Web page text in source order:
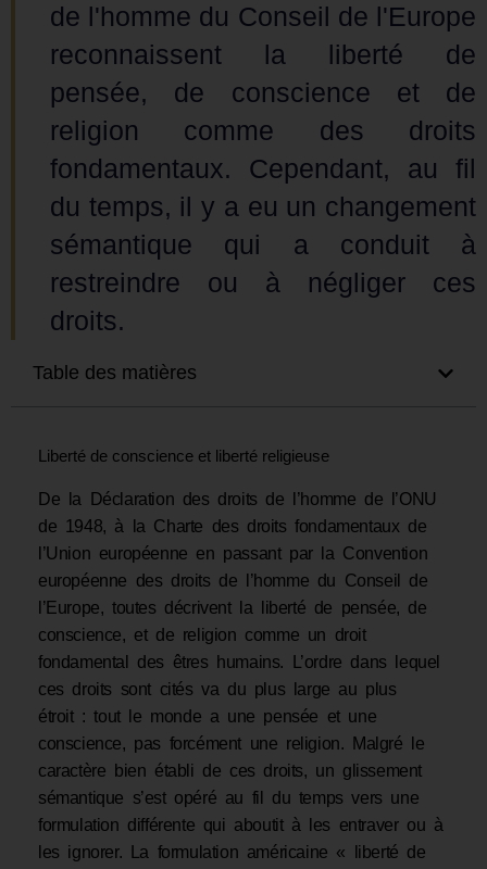
de l'homme du Conseil de l'Europe
reconnaissent la liberté de
pensée, de conscience et de
religion comme des droits
fondamentaux. Cependant, au fil
du temps, il y a eu un changement
sémantique qui a conduit à
restreindre ou à négliger ces
droits.
Table des matières
Liberté de conscience et liberté religieuse
De la Déclaration des droits de l’homme de l’ONU
de 1948, à la Charte des droits fondamentaux de
l’Union européenne en passant par la Convention
européenne des droits de l’homme du Conseil de
l’Europe, toutes décrivent la liberté de pensée, de
conscience, et de religion comme un droit
fondamental des êtres humains. L’ordre dans lequel
ces droits sont cités va du plus large au plus
étroit : tout le monde a une pensée et une
conscience, pas forcément une religion. Malgré le
caractère bien établi de ces droits, un glissement
sémantique s’est opéré au fil du temps vers une
formulation différente qui aboutit à les entraver ou à
les ignorer. La formulation américaine « liberté de